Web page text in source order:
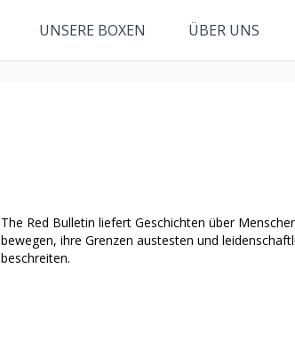
UNSERE BOXEN ÜBER UNS
The Red Bulletin liefert Geschichten über
bewegen, ihre Grenzen austesten und
beschreiten.